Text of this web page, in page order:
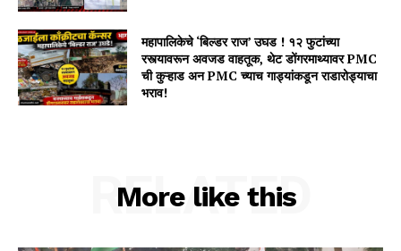
महापालिकेचे ‘बिल्डर राज’ उघड ! १२ फुटांच्या
रस्त्यावरून अवजड वाहतूक, थेट डोंगरमाथ्यावर PMC
ची कुऱ्हाड अन PMC च्याच गाड्यांकडून राडारोड्याचा
भराव!
More like this
RELATED